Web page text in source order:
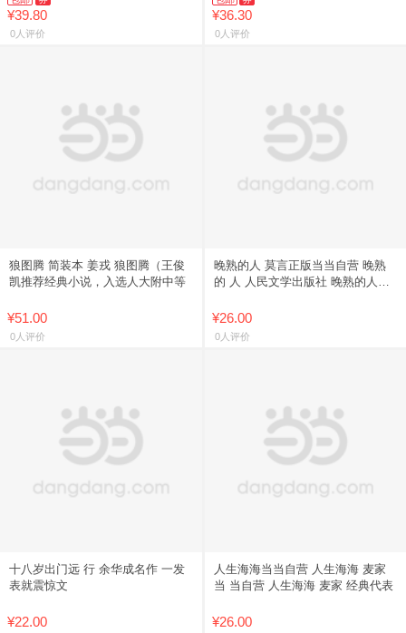
¥39.80
0人评价
¥36.30
0人评价
狼图腾 简装本 姜戎 狼图腾（王俊
凯推荐经典小说，入选人大附中等
¥51.00
0人评价
晚熟的人 莫言正版当当自营 晚熟
的 人 人民文学出版社 晚熟的人当
¥26.00
0人评价
十八岁出门远 行 余华成名作 一发
表就震惊文
¥22.00
人生海海当当自营 人生海海 麦家
当 当自营 人生海海 麦家 经典代表
¥26.00